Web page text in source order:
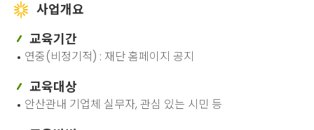
사업개요
교육기간
연중(비정기적) : 재단 홈페이지 공지
교육대상
안산관내 기업체 실무자, 관심 있는 시민 등